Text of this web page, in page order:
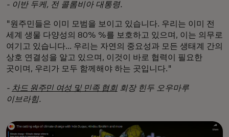
- 이반 두케, 전 콜롬비아 대통령.
"원주민들은 이미 모범을 보이고 있습니다. 우리는 이미 전
세계 생물 다양성의 80% %를 보호하고 있으며, 이는 의무로
여기고 있습니다... 우리는 자연의 중요성과 모든 생태계 간의
상호 연결성을 알고 있으며, 이것이 바로 협력이 필요한
곳이며, 우리가 모두 함께해야 하는 곳입니다."
- 차드 원주민 여성 및 민족 협회회장 힌두 오우마루
이브라힘.